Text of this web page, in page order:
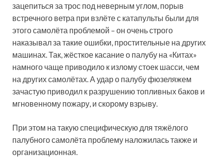
зацепиться за трос под неверным углом, порыв
встречного ветра при взлёте с катапульты были для
этого самолёта проблемой – он очень строго
наказывал за такие ошибки, простительные на других
машинах. Так, жёсткое касание о палубу на «Китах»
намного чаще приводило к излому стоек шасси, чем
на других самолётах. А удар о палубу фюзеляжем
зачастую приводил к разрушению топливных баков и
мгновенному пожару, и скорому взрыву.
При этом на такую специфическую для тяжёлого
палубного самолёта проблему наложилась также и
организационная.